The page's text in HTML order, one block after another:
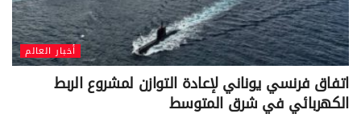
أخبار العالم
اتفاق فرنسي يوناني لإعادة التوازن لمشروع الربط
الكهربائي في شرق المتوسط